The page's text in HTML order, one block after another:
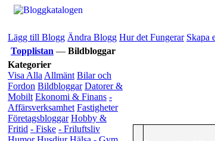
Lägg till Blogg Ändra Blogg Hur det Fungerar Skapa
Topplistan — Bildbloggar
Kategorier
Visa Alla Allmänt Bilar och
Fordon Bildbloggar Datorer &
Mobilt Ekonomi & Finans -
Affärsverksamhet Fastigheter
Företagsbloggar Hobby &
Fritid - Fiske - Friluftsliv